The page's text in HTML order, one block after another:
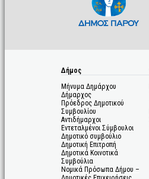
Δήμος
Μήνυμα Δημάρχου
Δήμαρχος
Πρόεδρος Δημοτικού
Συμβουλίου
Αντιδήμαρχοι
Εντεταλμένοι Σύμβουλοι
Δημοτικό συμβούλιο
Δημοτική Επιτροπή
Δημοτικά Κοινοτικά
Συμβούλια
Νομικά Πρόσωπα Δήμου –